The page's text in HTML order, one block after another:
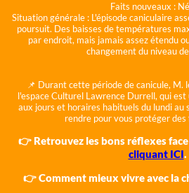
Faits nouveaux :
Situation générale : L'épisode caniculaire
poursuit. Des baisses de températures
par endroit, mais jamais assez étendu
changement du niveau
📌 Durant cette période de canicule, M.
l'espace Culturel Lawrence Durrell, qui
aux jours et horaires habituels du lundi au
rendre pour vous protéger des
👉 Retrouvez les bons réflexes
cliquant ICI.
👉 Comment mieux vivre avec la